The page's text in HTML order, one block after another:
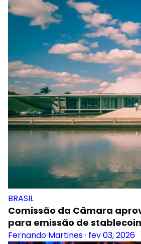
BRASIL
Comissão da Câmara
para emissão de
Fernando Martines· fev 03, 2026